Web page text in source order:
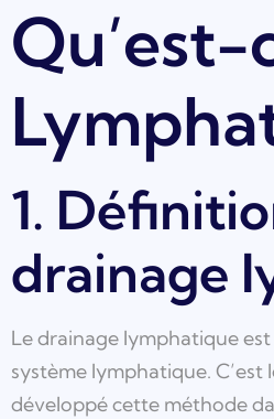
1.
drainage
Le drainage lymphatique
système lymphatique.
développé cette méthode